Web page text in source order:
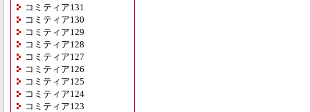
コミティア131
コミティア130
コミティア129
コミティア128
コミティア127
コミティア126
コミティア125
コミティア124
コミティア123